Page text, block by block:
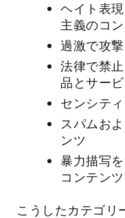
ヘイト表
主義のコ
過激で攻
法律で禁
品とサー
センシテ
スパムお
ンツ
暴力描写
コンテン
こうしたカテゴリ